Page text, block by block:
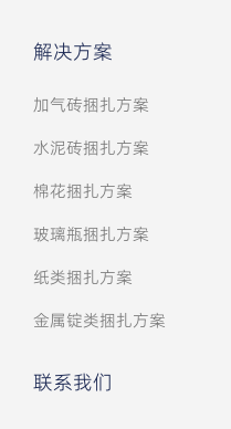
解决方案
加气砖捆扎方案
水泥砖捆扎方案
棉花捆扎方案
玻璃瓶捆扎方案
纸类捆扎方案
金属锭类捆扎方案
联系我们